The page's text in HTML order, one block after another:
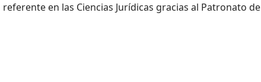
en las Ciencias Jurídicas gracias al Patronato de